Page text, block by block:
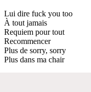
Lui dire fuck you too
À tout jamais
Requiem pour tout
Recommencer
Plus de sorry, sorry
Plus dans ma chair